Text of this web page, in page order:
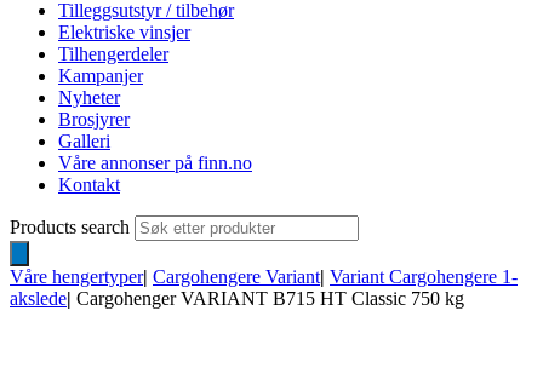
Tilleggsutstyr / tilbehør
Elektriske vinsjer
Tilhengerdeler
Kampanjer
Nyheter
Brosjyrer
Galleri
Våre annonser på finn.no
Kontakt
Products search
Våre hengertyper| Cargohengere Variant| Variant Cargohengere 1-
akslede| Cargohenger VARIANT B715 HT Classic 750 kg